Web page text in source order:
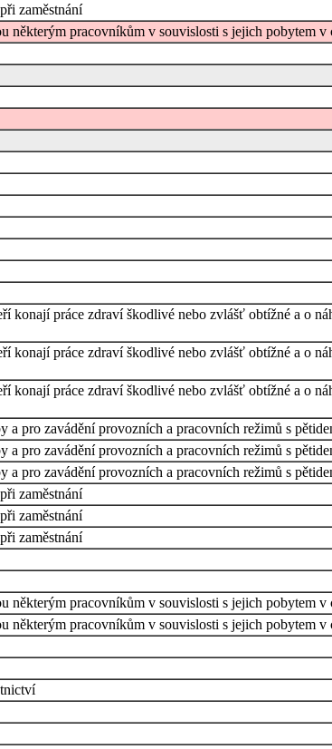
zaměstnání
některým pracovníkům v souvislosti s jejich pobytem v
práce zdraví škodlivé nebo zvlášť obtížné a o
práce zdraví škodlivé nebo zvlášť obtížné a o
práce zdraví škodlivé nebo zvlášť obtížné a o
pro zavádění provozních a pracovních režimů s
pro zavádění provozních a pracovních režimů s
pro zavádění provozních a pracovních režimů s
zaměstnání
zaměstnání
zaměstnání
některým pracovníkům v souvislosti s jejich pobytem v
některým pracovníkům v souvislosti s jejich pobytem v